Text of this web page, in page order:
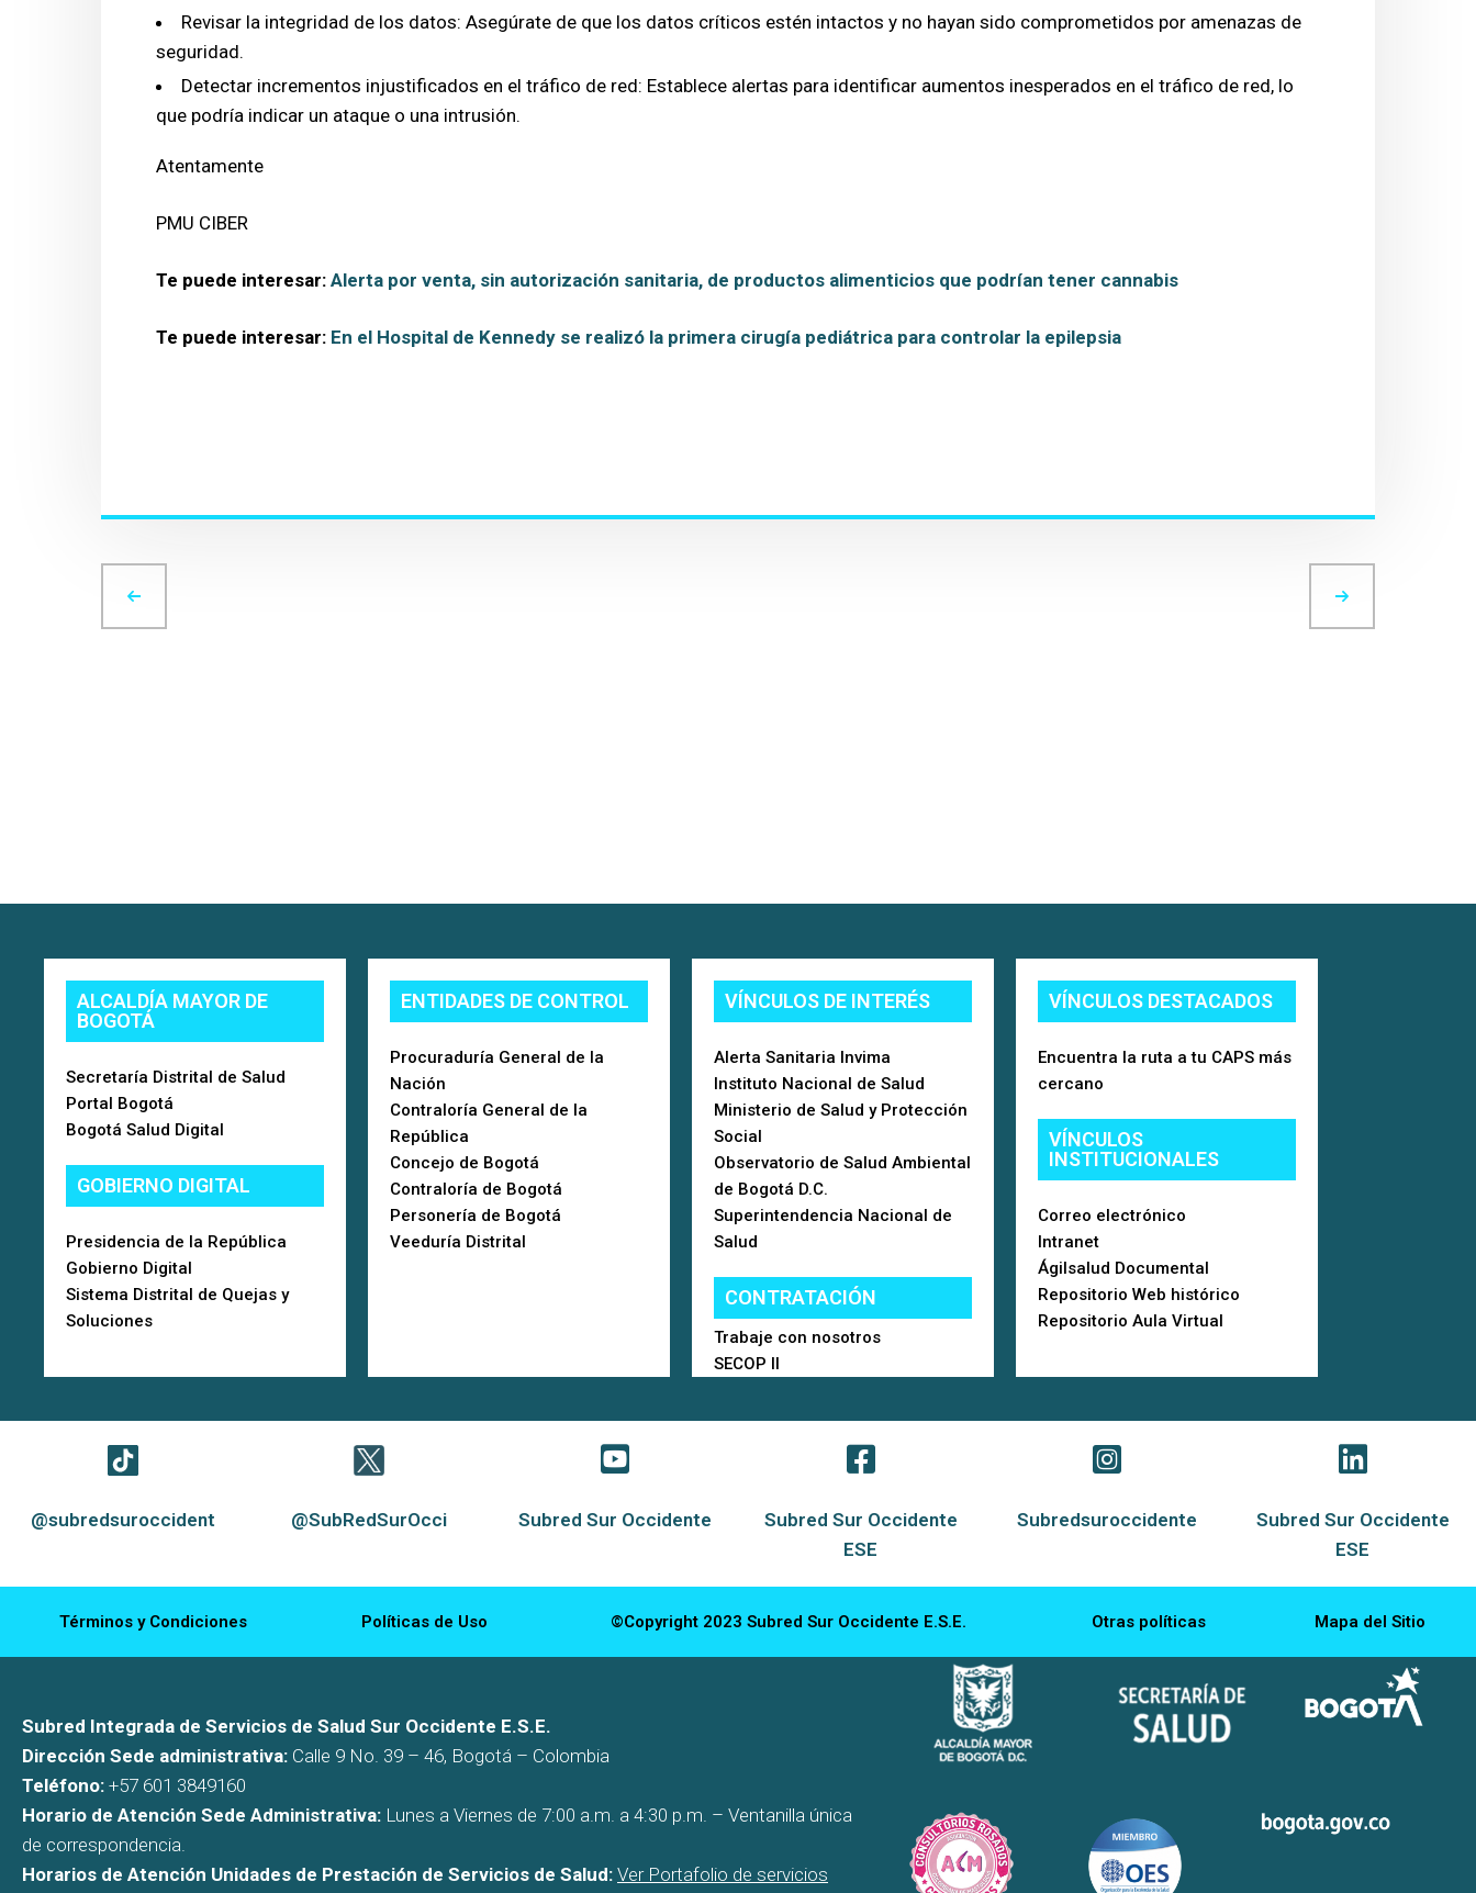
Revisar la integridad de los datos: Asegúrate de que los datos críticos estén intactos y no hayan sido comprometidos por amenazas de
seguridad.
Detectar incrementos injustificados en el tráfico de red: Establece alertas para identificar aumentos inesperados en el tráfico de red, lo
que podría indicar un ataque o una intrusión.
Atentamente
PMU CIBER
Te puede interesar: Alerta por venta, sin autorización sanitaria, de productos alimenticios que podrían tener cannabis
Te puede interesar: En el Hospital de Kennedy se realizó la primera cirugía pediátrica para controlar la epilepsia
ALCALDÍA MAYOR DE
BOGOTÁ
Secretaría Distrital de Salud
Portal Bogotá
Bogotá Salud Digital
GOBIERNO DIGITAL
Presidencia de la República
Gobierno Digital
Sistema Distrital de Quejas y
Soluciones
ENTIDADES DE CONTROL
Procuraduría General de la
Nación
Contraloría General de la
República
Concejo de Bogotá
Contraloría de Bogotá
Personería de Bogotá
Veeduría Distrital
VÍNCULOS DE INTERÉS
Alerta Sanitaria Invima
Instituto Nacional de Salud
Ministerio de Salud y Protección
Social
Observatorio de Salud Ambiental
de Bogotá D.C.
Superintendencia Nacional de
Salud
CONTRATACIÓN
Trabaje con nosotros
SECOP II
VÍNCULOS DESTACADOS
Encuentra la ruta a tu CAPS más
cercano
VÍNCULOS
INSTITUCIONALES
Correo electrónico
Intranet
Ágilsalud Documental
Repositorio Web histórico
Repositorio Aula Virtual
@subredsuroccident @SubRedSurOcci Subred Sur Occidente
Subred Sur Occidente
ESE
Subredsuroccidente
Subred Sur Occidente
ESE
Términos y Condiciones Políticas de Uso ©Copyright 2023 Subred Sur Occidente E.S.E. Otras políticas Mapa del Sitio
Subred Integrada de Servicios de Salud Sur Occidente E.S.E.
Dirección Sede administrativa: Calle 9 No. 39 – 46, Bogotá – Colombia
Teléfono: +57 601 3849160
Horario de Atención Sede Administrativa: Lunes a Viernes de 7:00 a.m. a 4:30 p.m. – Ventanilla única
de correspondencia.
Horarios de Atención Unidades de Prestación de Servicios de Salud: Ver Portafolio de servicios